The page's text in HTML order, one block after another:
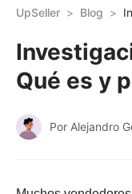
UpSeller Blog
Qué es y
Por Alejandro